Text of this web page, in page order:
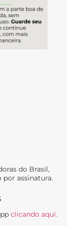
do Brasil,
por assinatura.
clicando aqui.